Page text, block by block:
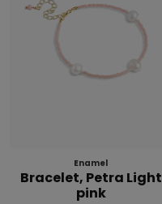
Enamel
Bracelet, Petra Light
pink